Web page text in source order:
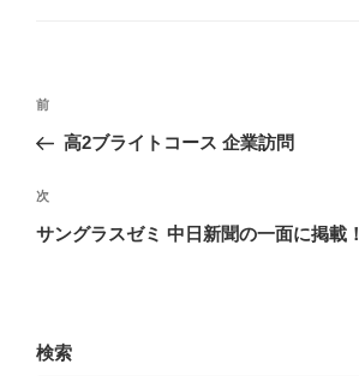
投
ナ
ビ
ゲ
ン
前
の
稿
前
高2ブライトコース 企業訪問
次
の
次
サングラスゼミ 中日新聞の一面に掲載！
検索